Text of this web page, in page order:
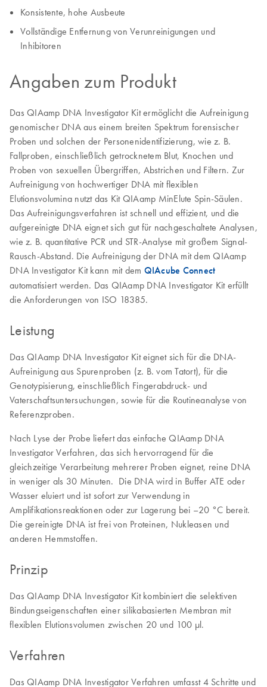
Konsistente, hohe Ausbeute
Vollständige Entfernung von Verunreinigungen und
Inhibitoren
Angaben zum Produkt
Das QIAamp DNA Investigator Kit ermöglicht die Aufreinigung
genomischer DNA aus einem breiten Spektrum forensischer
Proben und solchen der Personenidentifizierung, wie z. B.
Fallproben, einschließlich getrocknetem Blut, Knochen und
Proben von sexuellen Übergriffen, Abstrichen und Filtern. Zur
Aufreinigung von hochwertiger DNA mit flexiblen
Elutionsvolumina nutzt das Kit QIAamp MinElute Spin-Säulen.
Das Aufreinigungsverfahren ist schnell und effizient, und die
aufgereinigte DNA eignet sich gut für nachgeschaltete Analysen,
wie z. B. quantitative PCR und STR-Analyse mit großem Signal-
Rausch-Abstand. Die Aufreinigung der DNA mit dem QIAamp
DNA Investigator Kit kann mit dem QIAcube Connect
automatisiert werden. Das QIAamp DNA Investigator Kit erfüllt
die Anforderungen von ISO 18385.
Leistung
Das QIAamp DNA Investigator Kit eignet sich für die DNA-
Aufreinigung aus Spurenproben (z. B. vom Tatort), für die
Genotypisierung, einschließlich Fingerabdruck- und
Vaterschaftsuntersuchungen, sowie für die Routineanalyse von
Referenzproben.
Nach Lyse der Probe liefert das einfache QIAamp DNA
Investigator Verfahren, das sich hervorragend für die
gleichzeitige Verarbeitung mehrerer Proben eignet, reine DNA
in weniger als 30 Minuten. Die DNA wird in Buffer ATE oder
Wasser eluiert und ist sofort zur Verwendung in
Amplifikationsreaktionen oder zur Lagerung bei –20 °C bereit.
Die gereinigte DNA ist frei von Proteinen, Nukleasen und
anderen Hemmstoffen.
Prinzip
Das QIAamp DNA Investigator Kit kombiniert die selektiven
Bindungseigenschaften einer silikabasierten Membran mit
flexiblen Elutionsvolumen zwischen 20 und 100 μl.
Verfahren
Das QIAamp DNA Investigator Verfahren umfasst 4 Schritte und